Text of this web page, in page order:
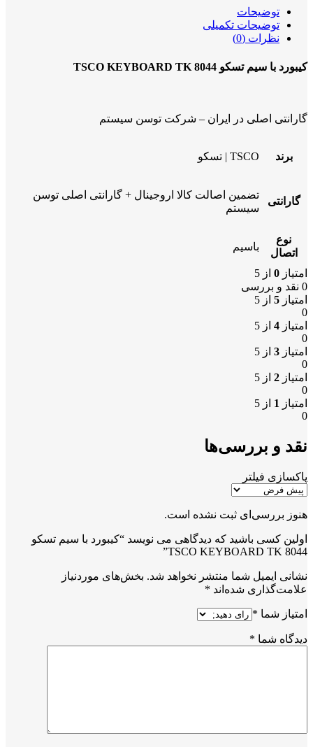
توضیحات
توضیحات تکمیلی
نظرات (0)
کیبورد با سیم تسکو TSCO KEYBOARD TK 8044
گارانتی اصلی در ایران – شرکت توسن سیستم
برند TSCO | تسکو
گارانتی
تضمین اصالت کالا اروجینال + گارانتی اصلی توسن
سیستم
نوع
اتصال
باسیم
امتیاز 0 از 5
0 نقد و بررسی
امتیاز 5 از 5
0
امتیاز 4 از 5
0
امتیاز 3 از 5
0
امتیاز 2 از 5
0
امتیاز 1 از 5
0
نقد و بررسی‌ها
پاکسازی فیلتر
هنوز بررسی‌ای ثبت نشده است.
اولین کسی باشید که دیدگاهی می نویسد “کیبورد با سیم تسکو
TSCO KEYBOARD TK 8044”
نشانی ایمیل شما منتشر نخواهد شد. بخش‌های موردنیاز
علامت‌گذاری شده‌اند *
امتیاز شما *
دیدگاه شما *